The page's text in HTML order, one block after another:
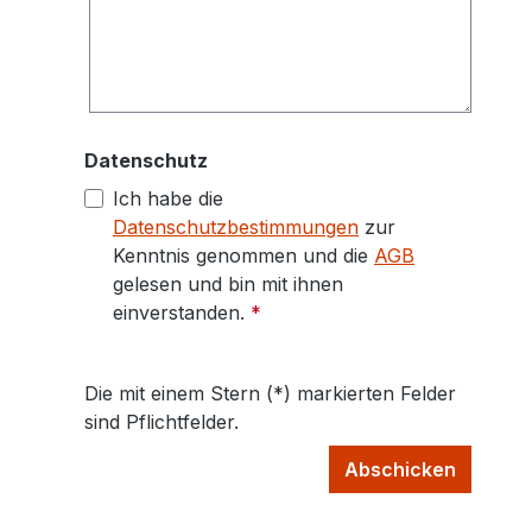
Datenschutz
Ich habe die
Datenschutzbestimmungen zur
Kenntnis genommen und die AGB
gelesen und bin mit ihnen
einverstanden. *
Die mit einem Stern (*) markierten Felder
sind Pflichtfelder.
Abschicken